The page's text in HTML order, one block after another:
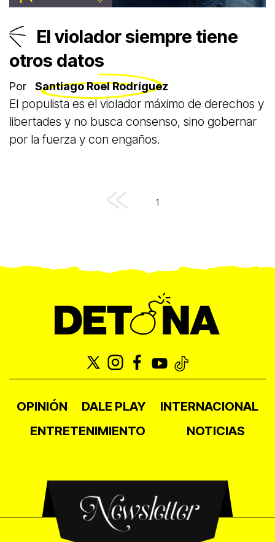
El violador siempre tiene
otros datos
Por Santiago Roel Rodríguez
El populista es el violador máximo de derechos y
libertades y no busca consenso, sino gobernar
por la fuerza y con engaños.
1
OPINIÓN DALE PLAY
INTERNACIONAL
ENTRETENIMIENTO
NOTICIAS
Newsletter